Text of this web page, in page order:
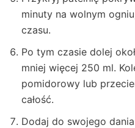
minuty na wolnym
czasu.
Po tym czasie dolej
mniej więcej 250 ml.
pomidorowy lub
całość.
Dodaj do swojego